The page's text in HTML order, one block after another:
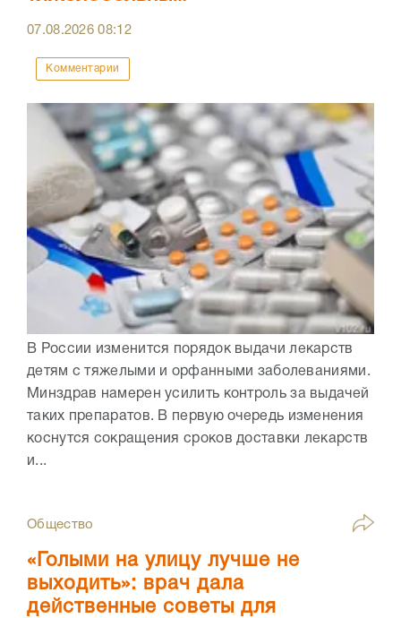
07.08.202608:12
Комментарии
В России изменится порядок выдачи лекарств
детям с тяжелыми и орфанными заболеваниями.
Минздрав намерен усилить контроль за выдачей
таких препаратов. В первую очередь изменения
коснутся сокращения сроков доставки лекарств
и...
Общество
«Голыми на улицу лучше не
выходить»: врач дала
действенные советы для